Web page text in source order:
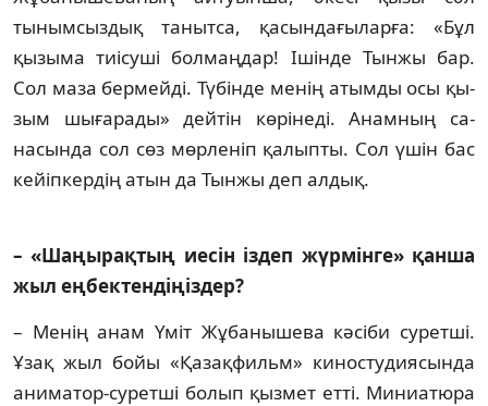
тынымсыздық танытса, қасындағыларға: «Бұл
қызыма тиісуші бол­маңдар! Ішінде Тынжы бар.
Сол маза бер­мейді. Түбінде менің атымды осы қы­
зым шығарады» дейтін көрінеді. Анамның са­
насында сол сөз мөрленіп қалыпты. Сол үшін бас
кейіпкердің атын да Тынжы деп алдық.
– «Шаңырақтың иесін іздеп жүр­мін­ге» қанша
жыл еңбектендіңіз­дер?
– Менің анам Үміт Жұбанышева кә­сі­би суретші.
Ұзақ жыл бойы «Қазақфильм» ки­ностудиясында
аниматор-суретші бо­лып қызмет етті. Миниатюра